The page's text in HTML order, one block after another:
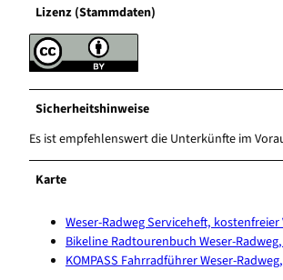
Lizenz (Stammdaten)
Sicherheitshinweise
Es ist empfehlenswert die Unterkünfte im
Karte
Weser-Radweg Serviceheft, kostenfreier
Bikeline Radtourenbuch Weser-
KOMPASS Fahrradführer Weser-